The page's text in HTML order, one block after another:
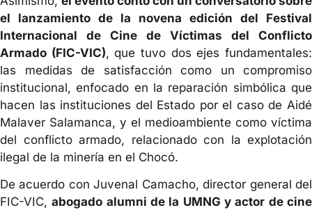
el lanzamiento de la novena edición del Festival
Internacional de Cine de Víctimas del Conflicto
Armado (FIC-VIC), que tuvo dos ejes fundamentales:
las medidas de satisfacción como un compromiso
institucional, enfocado en la reparación simbólica que
hacen las instituciones del Estado por el caso de Aidé
Malaver Salamanca, y el medioambiente como víctima
del conflicto armado, relacionado con la explotación
ilegal de la minería en el Chocó.
De acuerdo con Juvenal Camacho, director general del
FIC-VIC,abogado alumni de la UMNG y actor de cine